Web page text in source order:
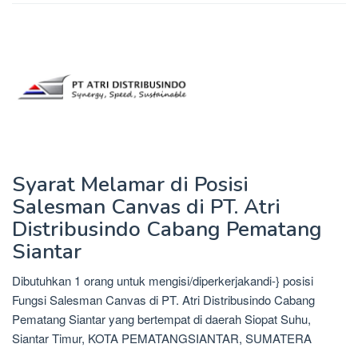
Syarat Melamar di Posisi
Salesman Canvas di PT. Atri
Distribusindo Cabang Pematang
Siantar
Dibutuhkan 1 orang untuk mengisi/diperkerjakandi-} posisi
Fungsi Salesman Canvas di PT. Atri Distribusindo Cabang
Pematang Siantar yang bertempat di daerah Siopat Suhu,
Siantar Timur, KOTA PEMATANGSIANTAR, SUMATERA